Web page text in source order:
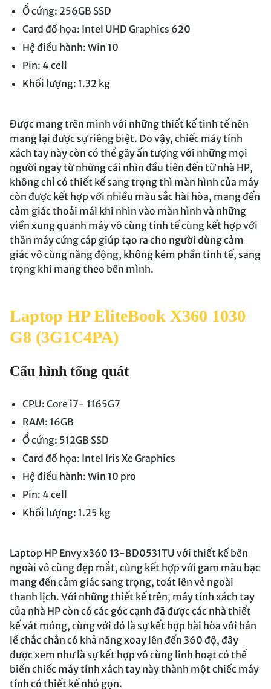
Ổ cứng: 256GB SSD
Card đồ họa: Intel UHD Graphics 620
Hệ điều hành: Win 10
Pin: 4 cell
Khối lượng: 1.32 kg
Được mang trên mình với những thiết kế tinh tế nên
mang lại được sự riêng biệt. Do vậy, chiếc máy tính
xách tay này còn có thể gây ấn tượng với những mọi
người ngay từ những cái nhìn đầu tiên đến từ nhà HP,
không chỉ có thiết kế sang trọng thì màn hình của máy
còn được kết hợp với nhiều màu sắc hài hòa, mang đến
cảm giác thoải mái khi nhìn vào màn hình và những
viền xung quanh máy vô cùng tinh tế cùng kết hợp với
thân máy cứng cáp giúp tạo ra cho người dùng cảm
giác vô cùng năng động, không kém phần tinh tế, sang
trọng khi mang theo bên mình.
Laptop HP EliteBook X360 1030
G8 (3G1C4PA)
Cấu hình tổng quát
CPU: Core i7- 1165G7
RAM: 16GB
Ổ cứng: 512GB SSD
Card đồ họa: Intel Iris Xe Graphics
Hệ điều hành: Win 10 pro
Pin: 4 cell
Khối lượng: 1.25 kg
Laptop HP Envy x360 13-BD0531TU với thiết kế bên
ngoài vô cùng đẹp mắt, cùng kết hợp với gam màu bạc
mang đến cảm giác sang trọng, toát lên vẻ ngoài
thanh lịch. Với những thiết kế trên, máy tính xách tay
của nhà HP còn có các góc cạnh đã được các nhà thiết
kế vát mỏng, cùng với đó là sự kết hợp hài hòa với bản
lề chắc chắn có khả năng xoay lên đến 360 độ, đây
được xem như là sự kết hợp vô cùng linh hoạt có thể
biến chiếc máy tính xách tay này thành một chiếc máy
tính có thiết kế nhỏ gọn.